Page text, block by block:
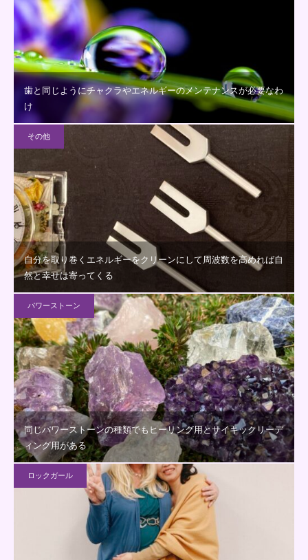
歯と同じようにチャクラやエネルギーのメンテナンスが必要なわ
け
その他
自分を取り巻くエネルギーをクリーンにして周波数を高めれば自
然と幸せは寄ってくる
パワーストーン
同じパワーストーンの種類でもヒーリング用とサイキックリーデ
ィング用がある
ロックガール